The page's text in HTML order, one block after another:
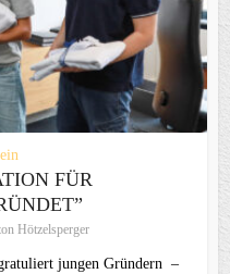
FÜR
Hötzelsperger
jungen Gründern –